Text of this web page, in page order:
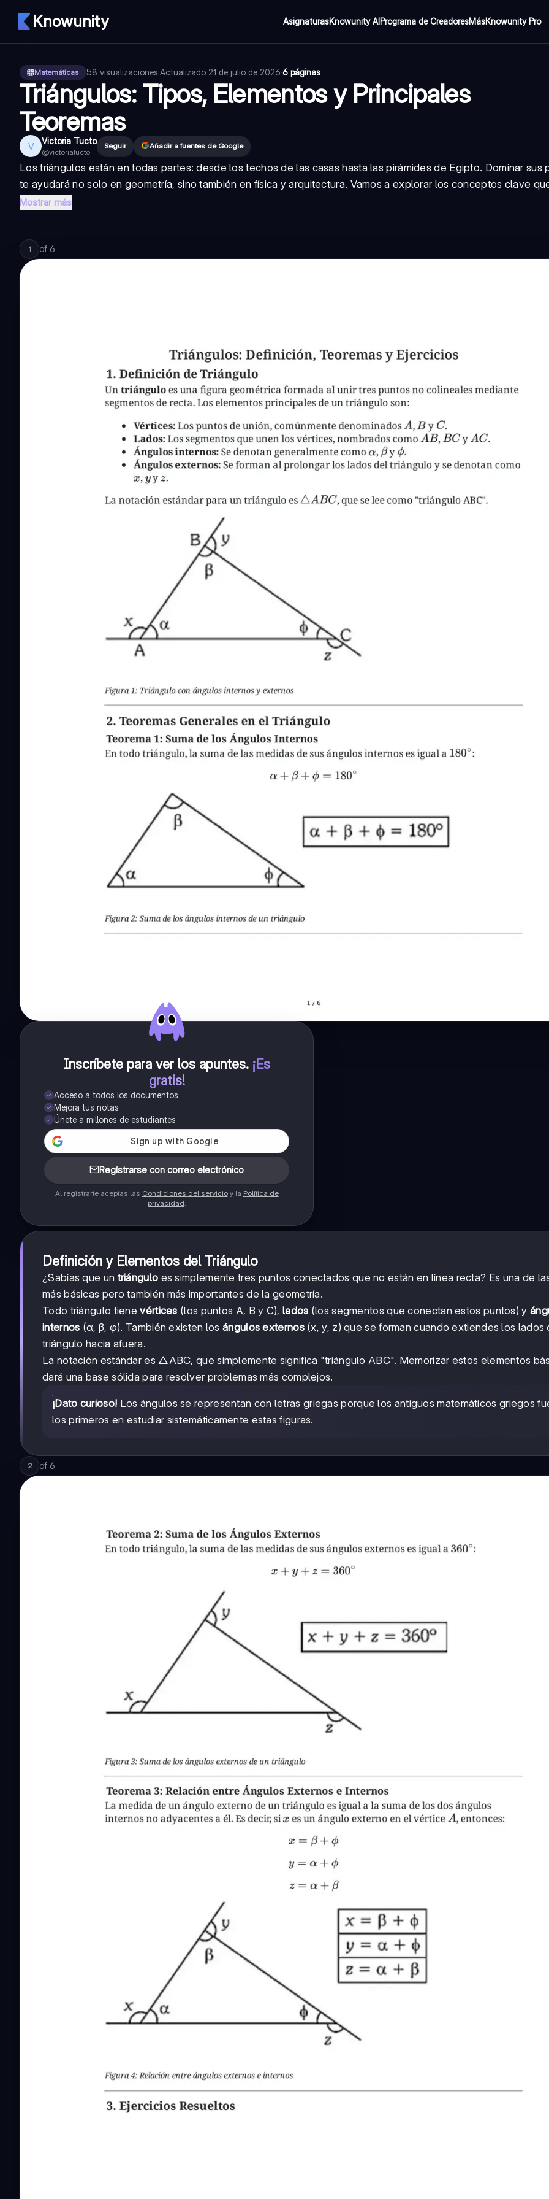
Knowunity AsignaturasKnowunity AIPrograma de CreadoresMásKnowunity Pro
Matemáticas 58 visualizaciones·Actualizado 21 de julio de 2026·6 páginas
Triángulos: Tipos, Elementos y Principales
Teoremas
V Victoria Tucto
@victoriatucto
Seguir Añadir a fuentes de Google
Los triángulos están en todas partes: desde los techos de las casas hasta las pirámides de Egipto. Dominar sus
te ayudará no solo en geometría, sino también en física y arquitectura. Vamos a explorar los conceptos clave
Mostrar más
1 of 6
Inscríbete para ver los apuntes. ¡Es
gratis!
Acceso a todos los documentos
Mejora tus notas
Únete a millones de estudiantes
Regístrarse con correo electrónico
Al registrarte aceptas las Condiciones del servicioy la Política de
privacidad
Definición y Elementos del Triángulo
¿Sabías que un triángulo es simplemente tres puntos conectados que no están en línea recta? Es una de
más básicas pero también más importantes de la geometría.
Todo triángulo tienevértices (los puntos A, B y C), lados (los segmentos que conectan estos puntos) y
internos (α, β, φ). También existen losángulos externos(x, y, z) que se forman cuando extiendes los lados
triángulo hacia afuera.
La notación estándar es △ABC, que simplemente significa "triángulo ABC". Memorizar estos elementos
dará una base sólida para resolver problemas más complejos.
¡Dato curioso! Los ángulos se representan con letras griegas porque los antiguos matemáticos griegos
los primeros en estudiar sistemáticamente estas figuras.
2 of 6